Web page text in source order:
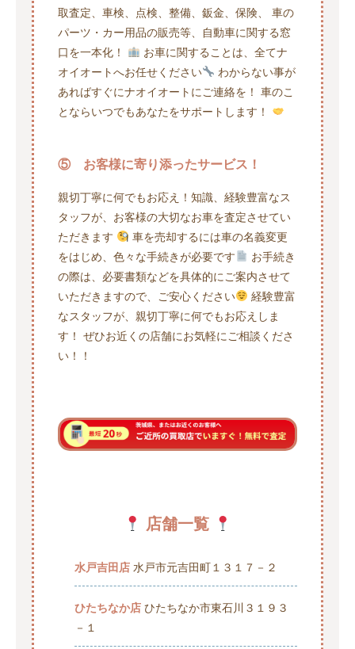
取査定、車検、点検、整備、鈑金、保険、 車の
パーツ・カー用品の販売等、自動車に関する窓
口を一本化！
お車に関することは、全てナ
オイオートへお任せください
わからない事が
あればすぐにナオイオートにご連絡を！ 車のこ
とならいつでもあなたをサポートします！
⑤ お客様に寄り添ったサービス！
親切丁寧に何でもお応え！知識、経験豊富なス
タッフが、お客様の大切なお車を査定させてい
ただきます
車を売却するには車の名義変更
をはじめ、色々な手続きが必要です
お手続き
の際は、必要書類などを具体的にご案内させて
いただきますので、ご安心ください
経験豊富
なスタッフが、親切丁寧に何でもお応えしま
す！ ぜひお近くの店舗にお気軽にご相談くださ
い！！
店舗一覧
水戸吉田店 水戸市元吉田町１３１７－２
ひたちなか店 ひたちなか市東石川３１９３
－１